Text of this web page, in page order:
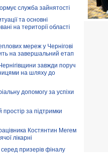
служба зайнятості
та основні
на території області
мереж у Чернігові
на завершальний етап
завжди поруч
на шляху до
допомогу за успіхи
простір за підтримки
Костянтин Мегем
лікарні
призерів фіналу